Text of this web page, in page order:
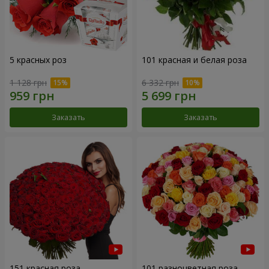
5 красных роз
1 128 грн
Заказать
101 красная и белая роза
6 332 грн
Заказать